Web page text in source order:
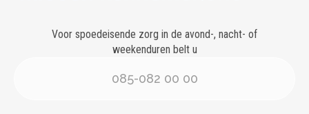
Voor spoedeisende zorg in de avond-, nacht- of
weekenduren belt u
085-082 00 00